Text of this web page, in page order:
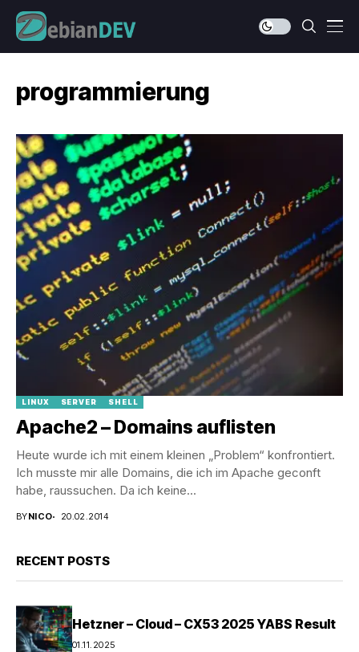
programmierung
LINUX SERVER SHELL
Apache2 – Domains auflisten
Heute wurde ich mit einem kleinen „Problem“ konfrontiert.
Ich musste mir alle Domains, die ich im Apache geconft
habe, raussuchen. Da ich keine...
BYNICO 20.02.2014
RECENT POSTS
Hetzner – Cloud – CX53 2025 YABS Result
01.11.2025